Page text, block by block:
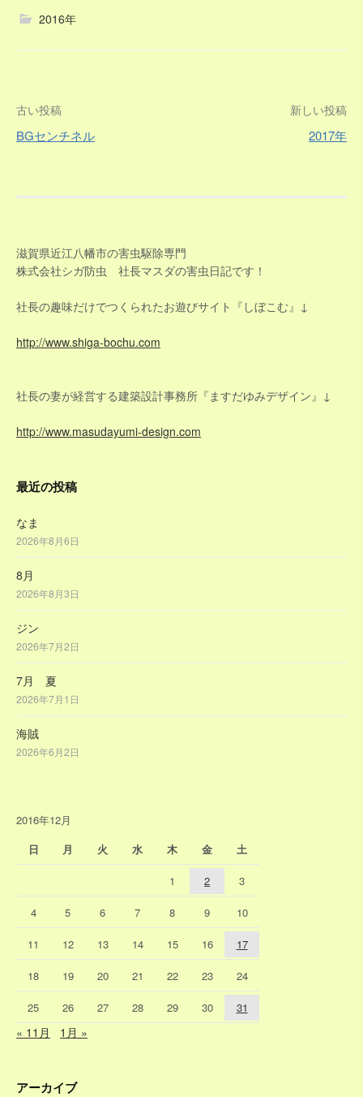
2016年
投
稿
ゲ
ー
シ
ョ
ン
古い投稿
BGセンチネル
新しい投稿
2017年
滋賀県近江八幡市の害虫駆除専門
株式会社シガ防虫 社長マスダの害虫日記です！
社長の趣味だけでつくられたお遊びサイト『しぼこむ』↓
http://www.shiga-bochu.com
社長の妻が経営する建築設計事務所『ますだゆみデザイン』↓
http://www.masudayumi-design.com
最近の投稿
なま
2026年8月6日
8月
2026年8月3日
ジン
2026年7月2日
7月 夏
2026年7月1日
海賊
2026年6月2日
2016年12月
日
月 火 水 木 金 土
1 2 3
4 5 6 7 8 9 10
11 12 13 14 15 16 17
18 19 20 21 22 23 24
25 26 27 28 29 30 31
« 11月 1月 »
アーカイブ